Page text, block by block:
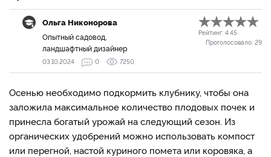
Ольга Никонорова
Опытный садовод,
ландшафтный дизайнер
Рейтинг: 4.45
Проголосовало: 29
03.10.2024 0 7250
Осенью необходимо подкормить клубнику, чтобы она
заложила максимальное количество плодовых почек и
принесла богатый урожай на следующий сезон. Из
органических удобрений можно использовать компост
или перегной, настой куриного помета или коровяка, а